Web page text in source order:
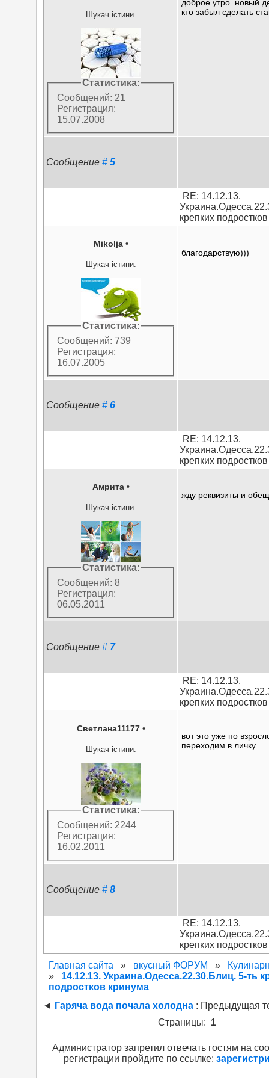
Шукач істини.
Статистика:
Сообщений: 21
Регистрация:
15.07.2008
доброе утро. новый
кто забыл сделать
Сообщение#5
RE: 14.12.13.
крепких
Mikolja •
Шукач істини.
Статистика:
Сообщений: 739
Регистрация:
16.07.2005
благодарствую)))
Сообщение#6
RE: 14.12.13.
крепких
Амрита •
Шукач істини.
Статистика:
Сообщений: 8
Регистрация:
06.05.2011
жду реквизиты и
Сообщение# 7
RE: 14.12.13.
крепких
Светлана11177 •
Шукач істини.
Статистика:
Сообщений: 2244
Регистрация:
16.02.2011
вот это уже по
переходим в личку
Сообщение#8
RE: 14.12.13.
крепких
Главная сайта
» вкусный ФОРУМ »
» 14.12.13. Украина.Одесса.22.30.Блиц. 5-ть
подростков кринума
◄ Гаряча вода почала холодна : Предыдущая
Страницы: 1
Администратор запретил отвечать гостям на
регистрации пройдите по ссылке: